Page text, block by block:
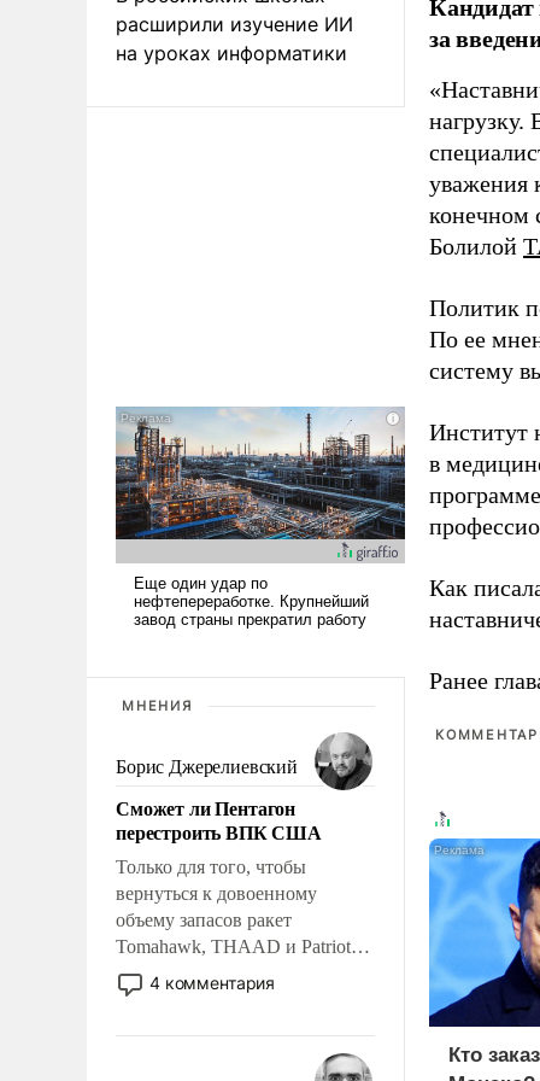
расширили изучение ИИ
на уроках информатики
МНЕНИЯ
Борис Джерелиевский
Сможет ли Пентагон
перестроить ВПК США
Только для того, чтобы
вернуться к довоенному
объему запасов ракет
Tomahawk, THAAD и Patriot
США потребуется более трех
лет. Даже небольшая война с
4 комментария
за
нагрузку.
уважения
конечном
Болилой
Политик
По ее
систему
Институт
в
Как
Ранее
Кто